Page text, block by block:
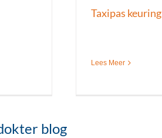
Taxipas keuring
Lees Meer
blog